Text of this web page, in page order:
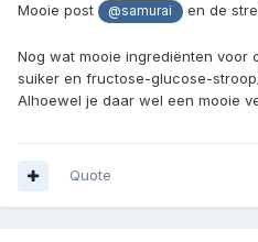
Mooie post @samurai en de
Nog wat mooie ingrediënten voor
suiker en fructose-glucose-
Alhoewel je daar wel een mooie
Quote